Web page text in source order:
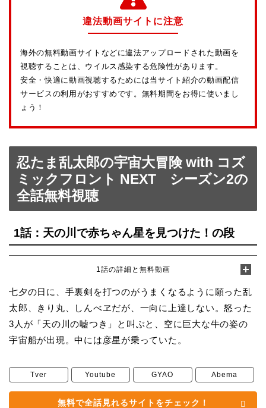
違法動画サイトに注意
海外の無料動画サイトなどに違法アップロードされた動画を
視聴することは、ウイルス感染する危険性があります。
安全・快適に動画視聴するためには当サイト紹介の動画配信
サービスの利用がおすすめです。無料期間をお得に使いまし
ょう！
忍たま乱太郎の宇宙大冒険 with コズ
ミックフロント NEXT シーズン2の
全話無料視聴
1話：天の川で赤ちゃん星を見つけた！の段
1話の詳細と無料動画
七夕の日に、手裏剣を打つのがうまくなるように願った乱
太郎、きり丸、しんべヱだが、一向に上達しない。怒った
3人が「天の川の嘘つき」と叫ぶと、空に巨大な牛の姿の
宇宙船が出現。中には彦星が乗っていた。
Tver Youtube GYAO Abema
無料で全話見れるサイトをチェック！